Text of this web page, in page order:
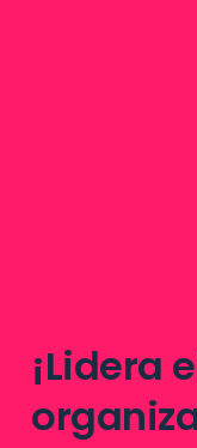
¡Lidera